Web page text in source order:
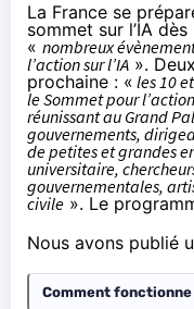
La France se
sommet sur l’IA
« nombreux
l’action sur l’IA ».
prochaine : « les 10
le Sommet pour
réunissant au Grand
gouvernements,
de petites et grandes
universitaire,
gouvernementales,
civile ». Le
Nous avons publié
Comment fonctionne